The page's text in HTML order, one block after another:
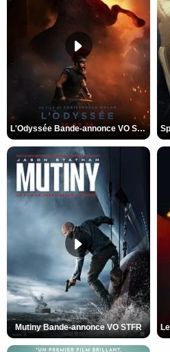
L'Odyssée Bande-annonce VO STFR
Mutiny Bande-annonce VO STFR